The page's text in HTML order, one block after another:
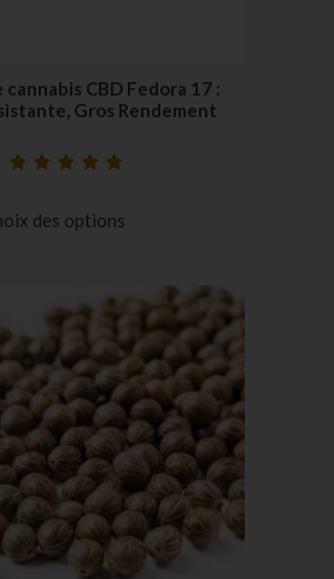
cannabis CBD Fedora 17 :
Gros Rendement
notations
des options